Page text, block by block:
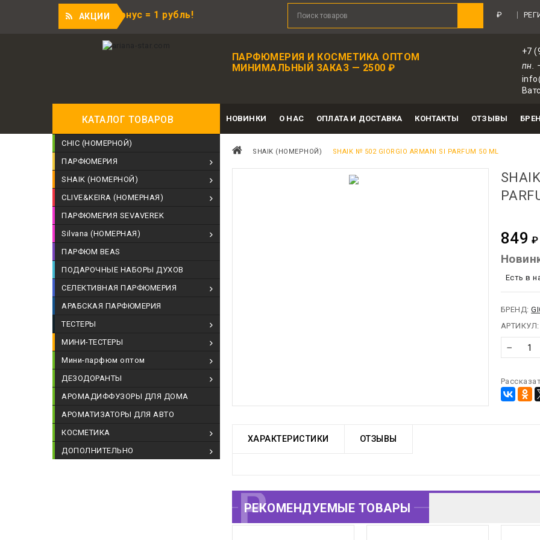
АКЦИИ
покупки, 1 бонус = 1 рубль! ₽
ПАРФЮМЕРИЯ И КОСМЕТИКА ОПТОМ
МИНИМАЛЬНЫЙ ЗАКАЗ — 2500 ₽
+7
пн.
КАТАЛОГ ТОВАРОВ НОВИНКИ О НАС ОПЛАТА И ДОСТАВКА КОНТАКТЫ ОТЗЫВЫ
CHIC (НОМЕРНОЙ)
ПАРФЮМЕРИЯ
SHAIK (НОМЕРНОЙ)
CLIVE&KEIRA (НОМЕРНАЯ)
ПАРФЮМЕРИЯ SEVAVEREK
Silvana (НОМЕРНАЯ)
ПАРФЮМ BEAS
ПОДАРОЧНЫЕ НАБОРЫ ДУХОВ
СЕЛЕКТИВНАЯ ПАРФЮМЕРИЯ
АРАБСКАЯ ПАРФЮМЕРИЯ
ТЕСТЕРЫ
МИНИ-ТЕСТЕРЫ
Мини-парфюм оптом
ДЕЗОДОРАНТЫ
АРОМАДИФФУЗОРЫ ДЛЯ ДОМА
АРОМАТИЗАТОРЫ ДЛЯ АВТО
КОСМЕТИКА
ДОПОЛНИТЕЛЬНО
SHAIK (НОМЕРНОЙ) SHAIK № 502 GIORGIO ARMANI SI PARFUM 50 ML
849 ₽
Для
от
Есть в
БРЕНД:
АРТИКУЛ:
−
ХАРАКТЕРИСТИКИ ОТЗЫВЫ
РЕКОМЕНДУЕМЫЕ
РЕКОМЕНДУЕМЫЕ ТОВАРЫ